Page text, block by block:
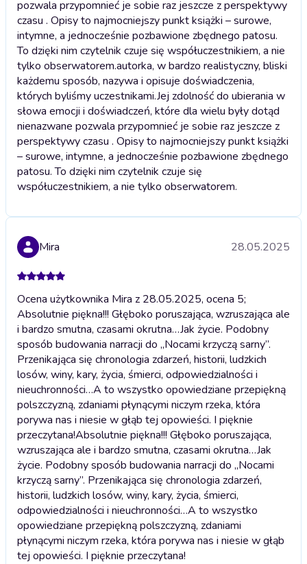
pozwala przypomnieć je sobie raz jeszcze z perspektywy
czasu . Opisy to najmocniejszy punkt książki – surowe,
intymne, a jednocześnie pozbawione zbędnego patosu.
To dzięki nim czytelnik czuje się współuczestnikiem, a nie
tylko obserwatorem.autorka, w bardzo realistyczny, bliski
każdemu sposób, nazywa i opisuje doświadczenia,
których byliśmy uczestnikami.Jej zdolność do ubierania w
słowa emocji i doświadczeń, które dla wielu były dotąd
nienazwane pozwala przypomnieć je sobie raz jeszcze z
perspektywy czasu . Opisy to najmocniejszy punkt książki
– surowe, intymne, a jednocześnie pozbawione zbędnego
patosu. To dzięki nim czytelnik czuje się
współuczestnikiem, a nie tylko obserwatorem.
Mira 28.05.2025
Ocena użytkownika Mira z 28.05.2025, ocena 5;
Absolutnie piękna!!! Głęboko poruszająca, wzruszająca ale
i bardzo smutna, czasami okrutna…Jak życie. Podobny
sposób budowania narracji do „Nocami krzyczą sarny”.
Przenikająca się chronologia zdarzeń, historii, ludzkich
losów, winy, kary, życia, śmierci, odpowiedzialności i
nieuchronności…A to wszystko opowiedziane przepiękną
polszczyzną, zdaniami płynącymi niczym rzeka, która
porywa nas i niesie w głąb tej opowieści. I pięknie
przeczytana!Absolutnie piękna!!! Głęboko poruszająca,
wzruszająca ale i bardzo smutna, czasami okrutna…Jak
życie. Podobny sposób budowania narracji do „Nocami
krzyczą sarny”. Przenikająca się chronologia zdarzeń,
historii, ludzkich losów, winy, kary, życia, śmierci,
odpowiedzialności i nieuchronności…A to wszystko
opowiedziane przepiękną polszczyzną, zdaniami
płynącymi niczym rzeka, która porywa nas i niesie w głąb
tej opowieści. I pięknie przeczytana!